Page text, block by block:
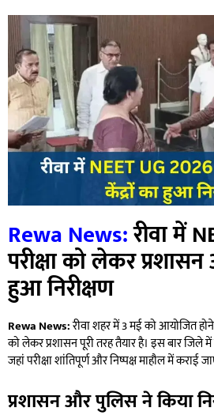
Rewa News:रीवा में
परीक्षा को लेकर प्रशासन
हुआ निरीक्षण
Rewa News:रीवा शहर में 3 मई को आयोजित
को लेकर प्रशासन पूरी तरह तैयार है। इस बार जिले में
जहां परीक्षा शांतिपूर्ण और निष्पक्ष माहौल में कराई
प्रशासन और पुलिस ने किया